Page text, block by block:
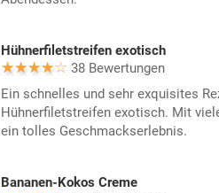
Hühnerfiletstreifen exotisch
38 Bewertungen
Ein schnelles und sehr exquisites
Hühnerfiletstreifen exotisch. Mit
ein tolles Geschmackserlebnis.
Bananen-Kokos Creme